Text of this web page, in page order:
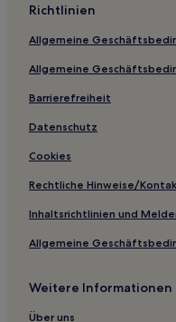
Richtlinien
Allgemeine
Allgemeine
Barrierefreiheit
Datenschutz
Cookies
Rechtliche Hinweise/
Inhaltsrichtlinien und
Allgemeine
Weitere Informationen
Über uns